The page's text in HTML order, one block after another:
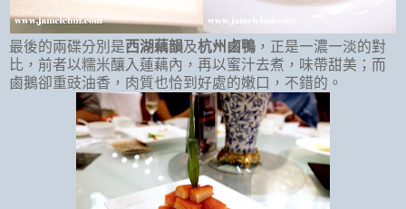
最後的兩碟分別是西湖藕韻及杭州鹵鴨 ，正是一濃一淡的對
比，前者以糯米釀入蓮藕內，再以蜜汁去煮，味帶甜美；而
鹵鵝卻重豉油香，肉質也恰到好處的嫩口，不錯的。